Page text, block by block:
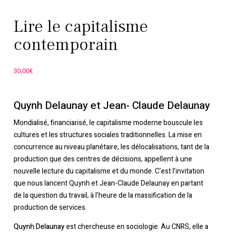
Lire le capitalisme
contemporain
30,00€
Quynh Delaunay et Jean- Claude Delaunay
Mondialisé, financiarisé, le capitalisme moderne bouscule les
cultures et les structures sociales traditionnelles. La mise en
concurrence au niveau planétaire, les délocalisations, tant de la
production que des centres de décisions, appellent à une
nouvelle lecture du capitalisme et du monde. C’est l’invitation
que nous lancent Quynh et Jean-Claude Delaunay en partant
de la question du travail, à l’heure de la massification de la
production de services.
Quynh Delaunayest chercheuse en sociologie. Au CNRS, elle a